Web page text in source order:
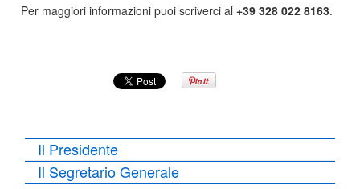
Per maggiori informazioni puoi scriverci al+39 328 022 8163.
Il Presidente
Il Segretario Generale